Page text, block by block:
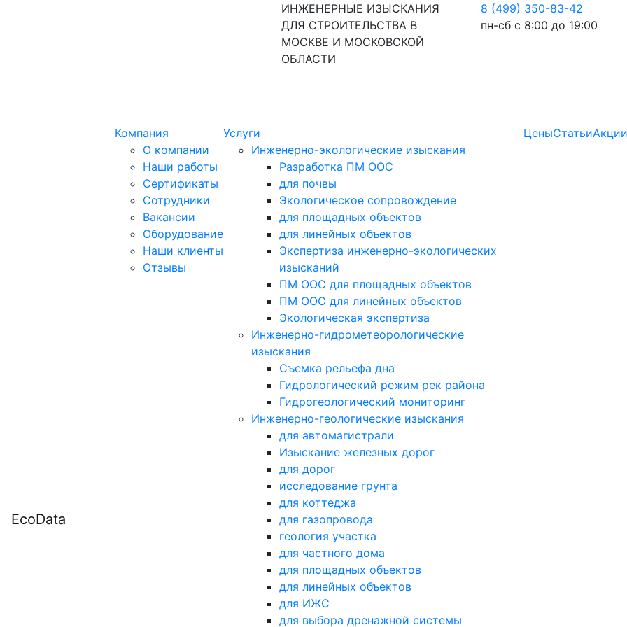
ИНЖЕНЕРНЫЕ ИЗЫСКАНИЯ
ДЛЯ СТРОИТЕЛЬСТВА В
МОСКВЕ И МОСКОВСКОЙ
ОБЛАСТИ
8 (499) 350-83-42
пн-сб с 8:00 до 19:00
EcoData
Компания
О компании
Наши работы
Сертификаты
Сотрудники
Вакансии
Оборудование
Наши клиенты
Отзывы
Услуги
Инженерно-экологические изыскания
Разработка ПМ ООС
для почвы
Экологическое сопровождение
для площадных объектов
для линейных объектов
Экспертиза инженерно-экологических
изысканий
ПМ ООС для площадных объектов
ПМ ООС для линейных объектов
Экологическая экспертиза
Инженерно-гидрометеорологические
изыскания
Съемка рельефа дна
Гидрологический режим рек района
Гидрогеологический мониторинг
Инженерно-геологические изыскания
для автомагистрали
Изыскание железных дорог
для дорог
исследование грунта
для коттеджа
для газопровода
геология участка
для частного дома
для площадных объектов
для линейных объектов
для ИЖС
для выбора дренажной системы
ЦеныСтатьиАкции